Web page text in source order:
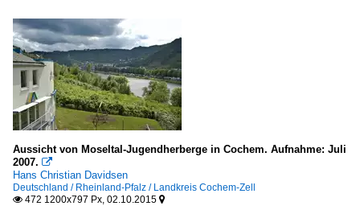
Aussicht von Moseltal-Jugendherberge in Cochem. Aufnahme: Juli
2007. 
Hans Christian Davidsen
Deutschland / Rheinland-Pfalz / Landkreis Cochem-Zell
 472 1200x797 Px, 02.10.2015 